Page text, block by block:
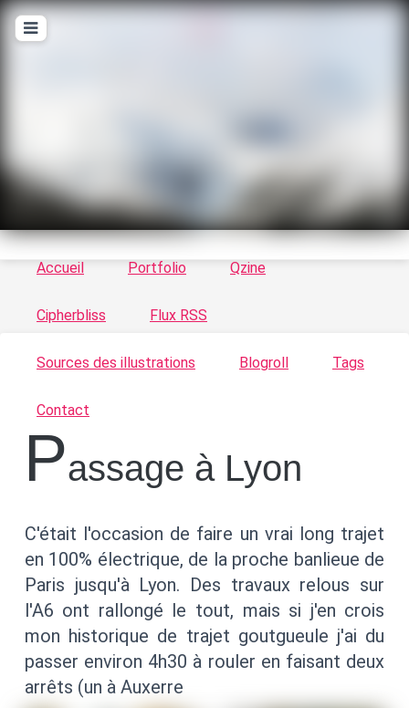
Le vortex à chats - Illustrations, trucs en tout
genre par Tykayn
Accueil Portfolio Qzine
Cipherbliss Flux RSS
Sources des illustrations Blogroll Tags
Contact
Passage à Lyon
C'était l'occasion de faire un vrai long trajet
en 100% électrique, de la proche banlieue de
Paris jusqu'à Lyon. Des travaux relous sur
l'A6 ont rallongé le tout, mais si j'en crois
mon historique de trajet goutgueule j'ai du
passer environ 4h30 à rouler en faisant deux
arrêts (un à Auxerre